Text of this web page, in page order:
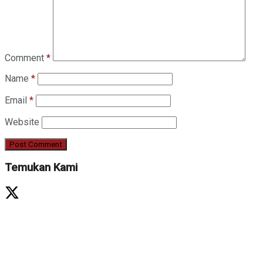
Comment *
Name *
Email *
Website
Temukan Kami